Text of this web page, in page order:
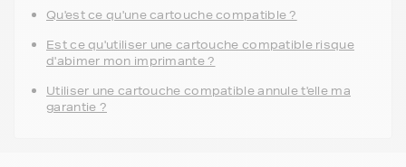
Qu'est ce qu'une cartouche compatible ?
Est ce qu'utiliser une cartouche compatible risque
d'abimer mon imprimante ?
Utiliser une cartouche compatible annule t'elle ma
garantie ?